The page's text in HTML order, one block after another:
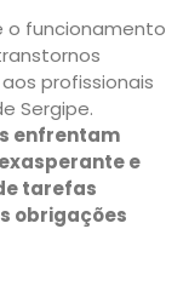
o funcionamento
profissionais
Sergipe.
enfrentam
e
tarefas
obrigações